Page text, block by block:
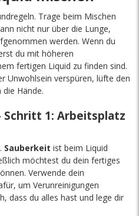
Trage beim Mischen
nicht nur über die Lunge,
werden. Wenn du
du mit höheren
fertigen Liquid zu finden sind.
Unwohlsein verspüren, lüfte den
Hände.
Schritt 1: Arbeitsplatz
Sauberkeit ist beim Liquid
möchtest du dein fertiges
Verwende dein
um Verunreinigungen
dass du alles hast und lege dir